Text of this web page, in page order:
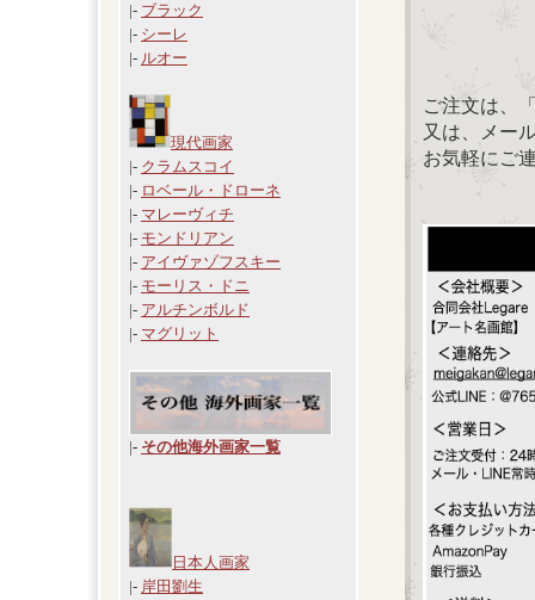
|- ブラック
|- シーレ
|- ルオー
現代画家
|- クラムスコイ
|- ロベール・ドローネ
|- マレーヴィチ
|- モンドリアン
|- アイヴァゾフスキー
|- モーリス・ドニ
|- アルチンボルド
|- マグリット
|- その他海外画家一覧
日本人画家
|- 岸田劉生
ご注文は、
又は、メー
お気軽にご